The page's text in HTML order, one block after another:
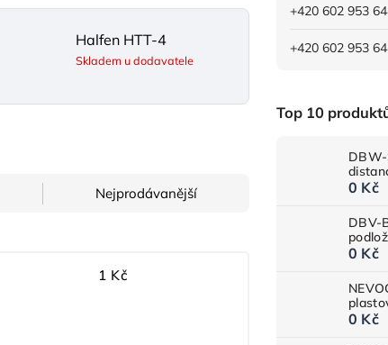
+420 602 953
+420 602 953
Top 10
0 Kč
DBV-
0 Kč
0 Kč
Halfen HTT-4
Skladem u dodavatele
Nejprodávanější
1 Kč